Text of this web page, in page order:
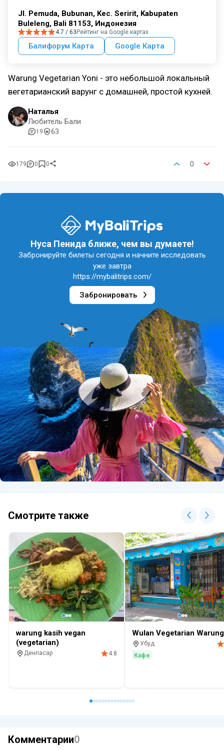
Jl. Pemuda, Bubunan, Kec. Seririt, Kabupaten
Buleleng, Bali 81153, Индонезия
4.7 / 63 Рейтинг на Google картах
Балифорум Карта Google Карта
Warung Vegetarian Yoni - это небольшой локальный
вегетарианский варунг с домашней, простой кухней.
Наталья
Любитель Бали
19 63
179 0 0 0
Нуса Пенида ближе, чем вы думаете!
Забронируйте билеты сегодня и начните исследовать
уже завтра
https://mybalitrips.com/
Забронировать
Смотрите также
warung kasih vegan
(vegetarian)
Денпасар
4.8
Wulan Vegetarian Warung
Убуд
Кафе
Комментарии0